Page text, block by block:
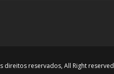
reservados, All Right reserved